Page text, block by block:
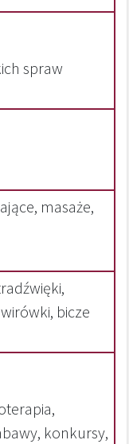
spraw
masaże,
bicze
konkursy,